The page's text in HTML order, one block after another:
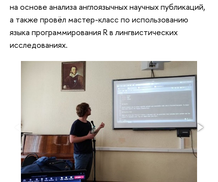
на основе анализа англоязычных научных публикаций,
а также провёл мастер-класс по использованию
языка программирования R в лингвистических
исследованиях.